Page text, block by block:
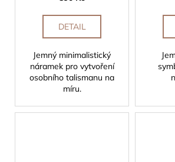
DETAIL
Jemný minimalistický
náramek pro vytvoření
osobního talismanu na
míru.